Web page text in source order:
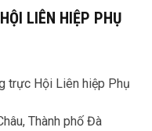
LIÊN HIỆP PHỤ
trực Hội Liên hiệp Phụ
Thành phố Đà